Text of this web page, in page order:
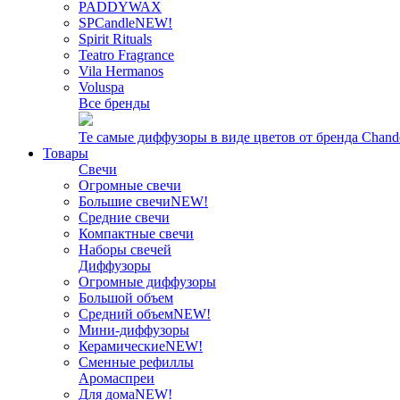
PADDYWAX
SPCandleNEW!
Spirit Rituals
Teatro Fragrance
Vila Hermanos
Voluspa
Все бренды
Те самые диффузоры в виде цветов от бренда
Товары
Свечи
Огромные свечи
Большие свечиNEW!
Средние свечи
Компактные свечи
Наборы свечей
Диффузоры
Огромные диффузоры
Большой объем
Средний объемNEW!
Мини-диффузоры
КерамическиеNEW!
Сменные рефиллы
Аромаспреи
Для домаNEW!